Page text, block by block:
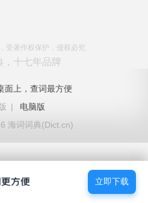
受著作权保护，侵权必究
，十七年品牌
面上，查词最方便
|
电脑版
海词词典(Dict.cn)
立即下载
立即下载